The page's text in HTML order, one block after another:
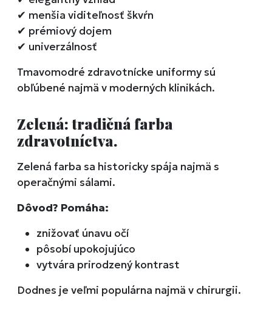
✔ menšia viditeľnosť škvŕn
✔ prémiový dojem
✔ univerzálnosť
Tmavomodré zdravotnícke uniformy sú
obľúbené najmä v moderných klinikách.
Zelená: tradičná farba
zdravotníctva.
Zelená farba sa historicky spája najmä s
operačnými sálami.
Dôvod? Pomáha:
znižovať únavu očí
pôsobí upokojujúco
vytvára prirodzený kontrast
Dodnes je veľmi populárna najmä v chirurgii.